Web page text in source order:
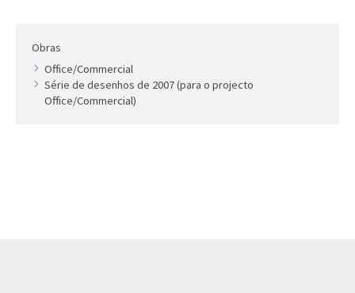
Obras
Office/Commercial
Série de desenhos de 2007 (para o projecto
Office/Commercial)